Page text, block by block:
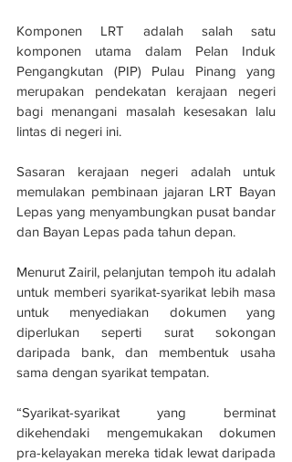
Komponen LRT adalah salah satu
komponen utama dalam Pelan Induk
Pengangkutan (PIP) Pulau Pinang yang
merupakan pendekatan kerajaan negeri
bagi menangani masalah kesesakan lalu
lintas di negeri ini.
Sasaran kerajaan negeri adalah untuk
memulakan pembinaan jajaran LRT Bayan
Lepas yang menyambungkan pusat bandar
dan Bayan Lepas pada tahun depan.
Menurut Zairil, pelanjutan tempoh itu adalah
untuk memberi syarikat-syarikat lebih masa
untuk menyediakan dokumen yang
diperlukan seperti surat sokongan
daripada bank, dan membentuk usaha
sama dengan syarikat tempatan.
“Syarikat-syarikat yang berminat
dikehendaki mengemukakan dokumen
pra-kelayakan mereka tidak lewat daripada